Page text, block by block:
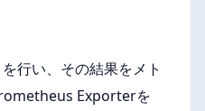
行い、その結果をメト
Exporterを